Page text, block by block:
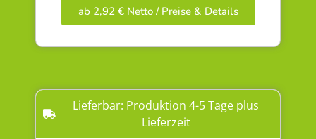
ab 2,92 € Netto / Preise & Details
Lieferbar: Produktion 4-5 Tage plus
Lieferzeit